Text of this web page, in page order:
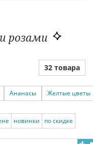
розами
32 товара
Ананасы Желтые цветы
новинки по скидке